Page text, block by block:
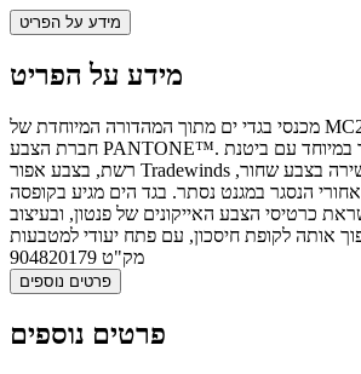
מידע על הפריט
מידע על הפריט
מכנסי בגדי ים מתוך המהדורה המיוחדת של MC2 Saint Barth בשיתוף
חברת הצבע PANTONE™. בגד הים עשוי ניילון רך במיוחד עם ביטנת
רשת, בצבע אפור Tradewinds של פנטון, עם שרוך קשירה בצבע שחור,
אחורי הנסגר במגנט נסתר. בגד הים מגיע בקופסה
כרטיסי הצבע האייקונים של פנטון, ובעיצוב
מק"ט 904820179
פרטים נוספים
פרטים נוספים